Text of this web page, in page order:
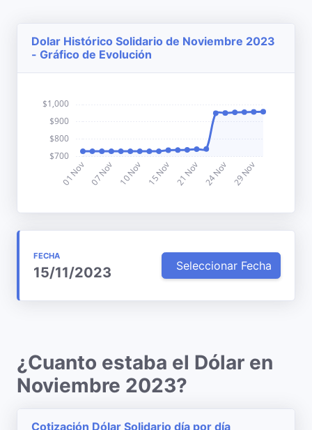
Dolar Histórico Solidario de Noviembre 2023
- Gráfico de Evolución
FECHA
15/11/2023 Seleccionar Fecha
¿Cuanto estaba el Dólar en
Noviembre 2023?
Cotización Dólar Solidario día por día